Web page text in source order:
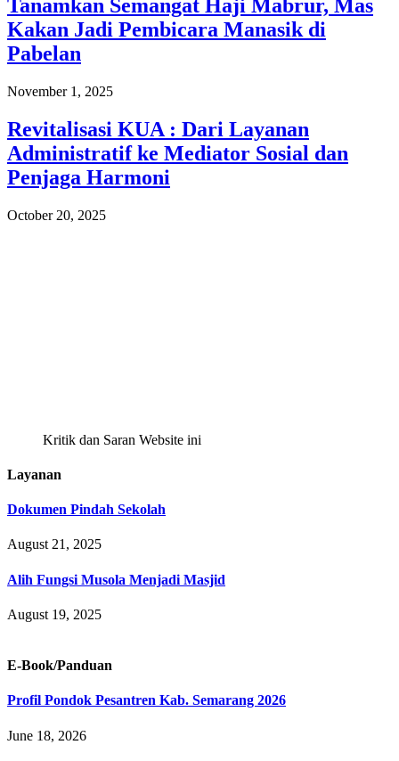
Tanamkan Semangat Haji Mabrur, Mas
Kakan Jadi Pembicara Manasik di
Pabelan
November 1, 2025
Revitalisasi KUA : Dari Layanan
Administratif ke Mediator Sosial dan
Penjaga Harmoni
October 20, 2025
Kritik dan Saran Website ini
Layanan
Dokumen Pindah Sekolah
August 21, 2025
Alih Fungsi Musola Menjadi Masjid
August 19, 2025
E-Book/Panduan
Profil Pondok Pesantren Kab. Semarang 2026
June 18, 2026